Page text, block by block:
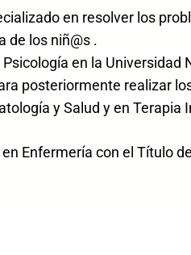
en resolver los
de los niñ@s .
en la Universidad
posteriormente realizar
y Salud y en Terapia
Enfermería con el Título